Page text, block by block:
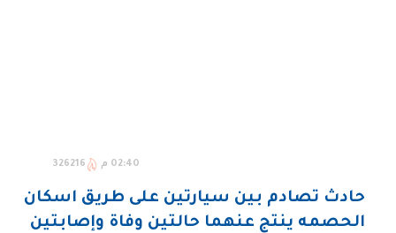
02:40 م 326216
حادث تصادم بين سيارتين على طريق اسكان
الحصمه ينتج عنهما حالتين وفاة وإصابتين